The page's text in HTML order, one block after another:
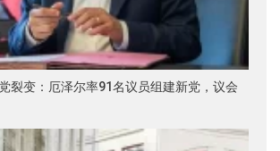
裂变：厄泽尔率91名议员组建新党，议会